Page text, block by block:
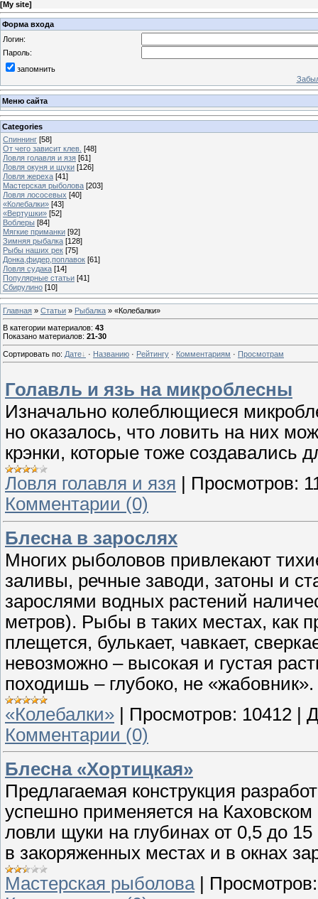
[My site]
Форма входа
Логин:
Пароль:
запомнить
Меню сайта
Categories
Спиннинг [58]
От чего зависит клев. [48]
Ловля голавля и язя [61]
Ловля окуня и щуки [126]
Ловля жереха [41]
Мастерская рыболова [203]
Ловля лососевых [40]
«Колебалки» [43]
«Вертушки» [52]
Воблеры [84]
Мягкие приманки [92]
Зимняя рыбалка [128]
Рыбы наших рек [75]
Донка,фидер,поплавок [61]
Ловля судака [14]
Популярные статьи [41]
Сбирулино [10]
Главная » Статьи » Рыбалка » «Колебалки»
В категории материалов: 43
Показано материалов: 21-30
Сортировать по: Дате · Названию · Рейтингу · Комментариям · Просмотрам
Голавль и язь на микроблесны
Изначально колеблющиеся
но оказалось, что ловить на них
крэнки, которые тоже создавались
Ловля голавля и язя
Просмотров:
Комментарии (0)
Блесна в зарослях
Многих рыболовов привлекают
заливы, речные заводи, затоны и
зарослями водных растений
метров). Рыбы в таких местах, как
плещется, булькает, чавкает,
невозможно – высокая и густая
походишь – глубоко, не
«Колебалки»
Просмотров: 10412
Комментарии (0)
Блесна «Хортицкая»
Предлагаемая конструкция
успешно применяется на
ловли щуки на глубинах от 0,5 до
в закоряженных местах и в окнах
Мастерская рыболова | Просмотров: